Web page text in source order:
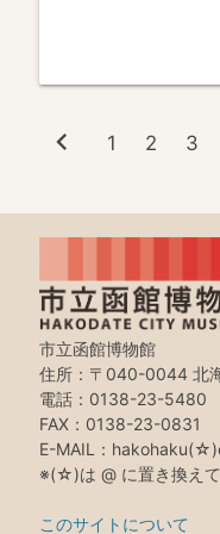
chevron_left 1 2 3
市立函館博物館
住所：〒040-0044 北
電話：0138-23-5480
FAX：0138-23-0831
E-MAIL：
※(☆)は @ に置き換えて
このサイトについて